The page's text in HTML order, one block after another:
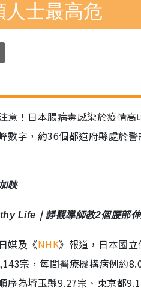
人士最高危
意！日本腸病毒感染於疫情
數字，約36個都道府縣處於
映
Life｜靜觀導師教2個腰部
媒及《NHK》報道，日本國
宗，每間醫療機構病例約
序為埼玉縣9.27宗、東京都